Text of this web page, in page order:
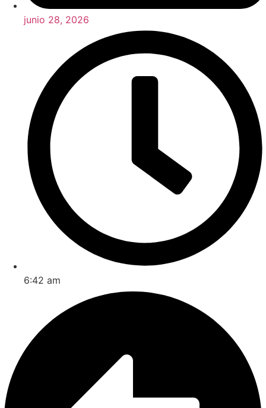
junio 28, 2026
6:42 am